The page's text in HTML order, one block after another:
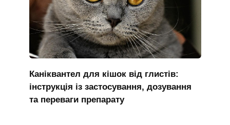
Каніквантел для кішок від глистів:
інструкція із застосування, дозування
та переваги препарату